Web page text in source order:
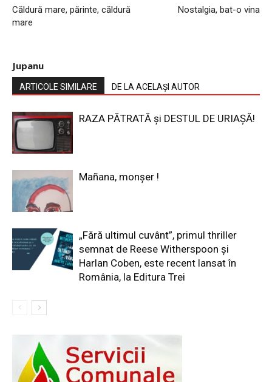
Căldură mare, părinte, căldură
mare
Nostalgia, bat-o vina
Jupanu
ARTICOLE SIMILARE DE LA ACELAȘI AUTOR
RAZA PĂTRATĂ și DESTUL DE URIAȘĂ!
Mañana, monșer !
„Fără ultimul cuvânt”, primul thriller
semnat de Reese Witherspoon și
Harlan Coben, este recent lansat în
România, la Editura Trei